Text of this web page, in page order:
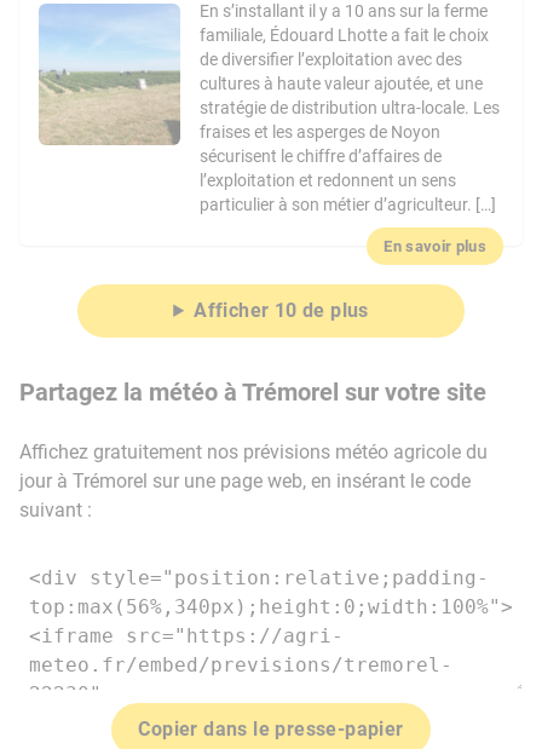
En s’installant il y a 10 ans sur la ferme
familiale, Édouard Lhotte a fait le choix
de diversifier l’exploitation avec des
cultures à haute valeur ajoutée, et une
stratégie de distribution ultra-locale. Les
fraises et les asperges de Noyon
sécurisent le chiffre d’affaires de
l’exploitation et redonnent un sens
particulier à son métier d’agriculteur. […]
En savoir plus
Afficher 10 de plus
Partagez la météo à Trémorel sur votre site
Affichez gratuitement nos prévisions météo agricole du
jour à Trémorel sur une page web, en insérant le code
suivant :
Copier dans le presse-papier